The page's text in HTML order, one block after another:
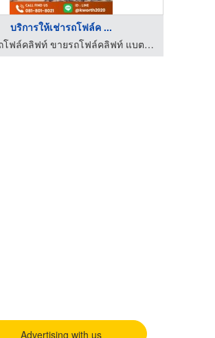
บริการให้เช่ารถโฟล์ค ...
ให้เช่ารถโฟล์คลิฟท์ ขายรถโฟล์คลิฟท์ แบตเตอรี่รถโฟล์คลิฟท์
Advertising with us